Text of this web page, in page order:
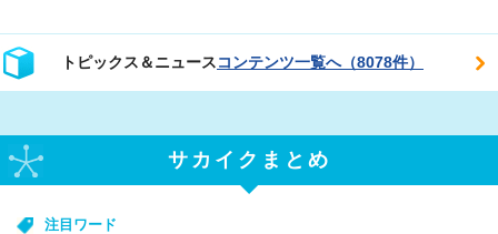
トピックス＆ニュースコンテンツ一覧へ（8078件）
サカイクまとめ
注目ワード